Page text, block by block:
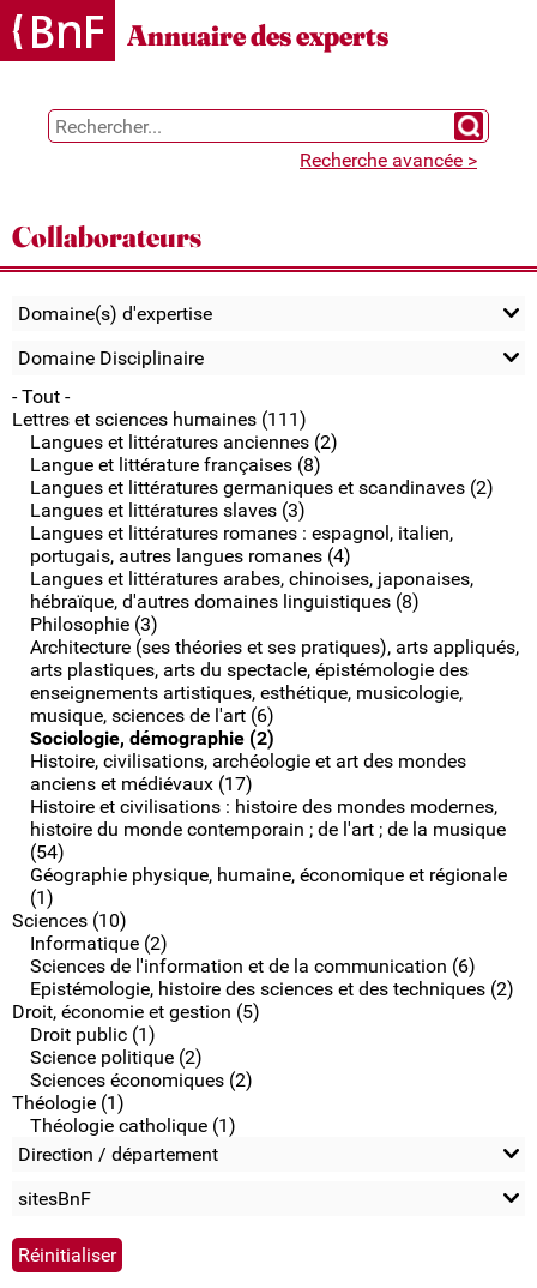
Gestion des cookies
Annuaire des experts
Chercher
Recherche avancée >
Collaborateurs
Domaine(s) d'expertise
Domaine Disciplinaire
- Tout -
Lettres et sciences humaines (111)
Langues et littératures anciennes (2)
Langue et littérature françaises (8)
Langues et littératures germaniques et scandinaves (2)
Langues et littératures slaves (3)
Langues et littératures romanes : espagnol, italien,
portugais, autres langues romanes (4)
Langues et littératures arabes, chinoises, japonaises,
hébraïque, d'autres domaines linguistiques (8)
Philosophie (3)
Architecture (ses théories et ses pratiques), arts appliqués,
arts plastiques, arts du spectacle, épistémologie des
enseignements artistiques, esthétique, musicologie,
musique, sciences de l'art (6)
Sociologie, démographie (2)
Histoire, civilisations, archéologie et art des mondes
anciens et médiévaux (17)
Histoire et civilisations : histoire des mondes modernes,
histoire du monde contemporain ; de l'art ; de la musique
(54)
Géographie physique, humaine, économique et régionale
(1)
Sciences (10)
Informatique (2)
Sciences de l'information et de la communication (6)
Epistémologie, histoire des sciences et des techniques (2)
Droit, économie et gestion (5)
Droit public (1)
Science politique (2)
Sciences économiques (2)
Théologie (1)
Théologie catholique (1)
Direction / département
sitesBnF